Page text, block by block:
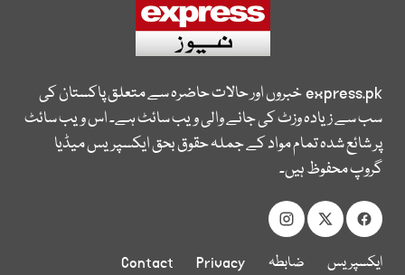
express.pkخبروں اور حالات حاضرہ سے متعلق پاکستان کی
سب سے زیادہ وزٹ کی جانے والی ویب سائٹ ہے۔ اس ویب سائٹ
پر شائع شدہ تمام مواد کے جملہ حقوق بحق ایکسپریس میڈیا
گروپ محفوظ ہیں۔
ایکسپریس
ضابطہ
Privacy
Contact